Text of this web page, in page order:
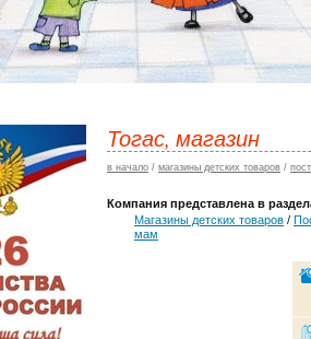
Тогас, магазин
в начало / магазины детских товаров /
Компания представлена в
Магазины детских товаров /
мам